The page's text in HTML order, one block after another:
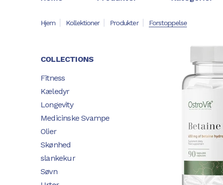
Hjem Kollektioner Produkter Forstoppelse
COLLECTIONS
Fitness
Kæledyr
Longevity
Medicinske Svampe
Olier
Skønhed
slankekur
Søvn